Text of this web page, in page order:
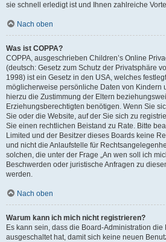
sie schnell erledigt ist und Ihnen zahlreiche
Nach oben
Was ist COPPA?
COPPA, ausgeschrieben Children’s Online
(deutsch: Gesetz zum Schutz der Privatsphäre
1998) ist ein Gesetz in den USA, welches
möglicherweise persönliche Daten von Kindern
hierzu die Zustimmung der Eltern
Erziehungsberechtigten benötigen. Wenn Sie
Sie oder die Website, auf der Sie sich zu
Sie einen rechtlichen Beistand zu Rate. Bitte
Limited und der Besitzer dieses Boards keine
und nicht die Anlaufstelle für
solchen, die unter der Frage „An wen soll ich
Beschwerden oder juristische Anfragen zu
werden.
Nach oben
Warum kann ich mich nicht registrieren?
Es kann sein, dass die Board-Administration
ausgeschaltet hat, damit sich keine neuen